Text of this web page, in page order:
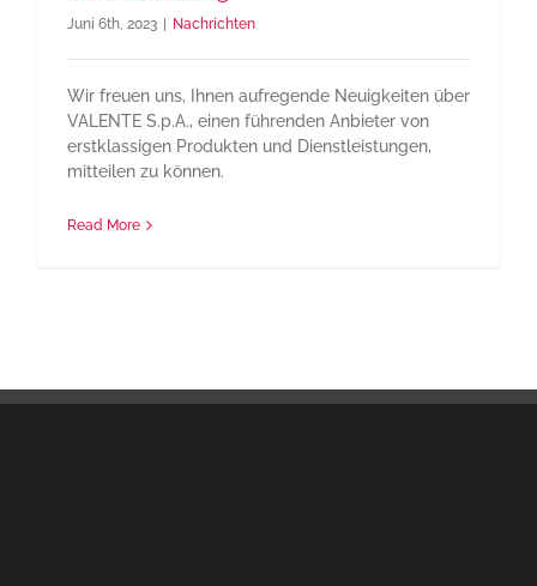
Juni 6th, 2023 | Nachrichten
Wir freuen uns, Ihnen aufregende Neuigkeiten über
VALENTE S.p.A., einen führenden Anbieter von
erstklassigen Produkten und Dienstleistungen,
mitteilen zu können.
Read More